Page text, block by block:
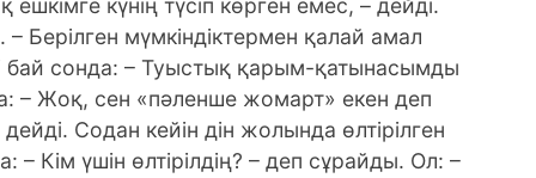
күнің түсіп көрген емес, – дейді.
Берілген мүмкіндіктермен қалай амал
бай сонда: – Туыстық қарым-қатынасымды
– Жоқ, сен «пәленше жомарт» екен деп
Содан кейін дін жолында өлтірілген
Кім үшін өлтірілдің? – деп сұрайды. Ол: –